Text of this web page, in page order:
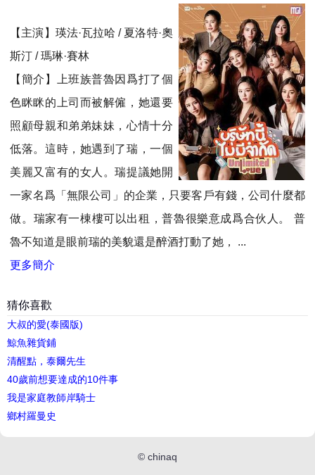
【主演】瑛法·瓦拉哈 / 夏洛特·奧
斯汀 / 瑪琳·賽林
【簡介】上班族普魯因爲打了個
色眯眯的上司而被解僱，她還要
照顧母親和弟弟妹妹，心情十分
低落。這時，她遇到了瑞，一個
美麗又富有的女人。瑞提議她開
一家名爲「無限公司」的企業，只要客戶有錢，公司什麼都
做。瑞家有一棟樓可以出租，普魯很樂意成爲合伙人。 普
魯不知道是眼前瑞的美貌還是醉酒打動了她， ...
更多簡介
猜你喜歡
大叔的愛(泰國版)
鯨魚雜貨鋪
清醒點，泰爾先生
40歲前想要達成的10件事
我是家庭教師岸騎士
鄉村羅曼史
© chinaq